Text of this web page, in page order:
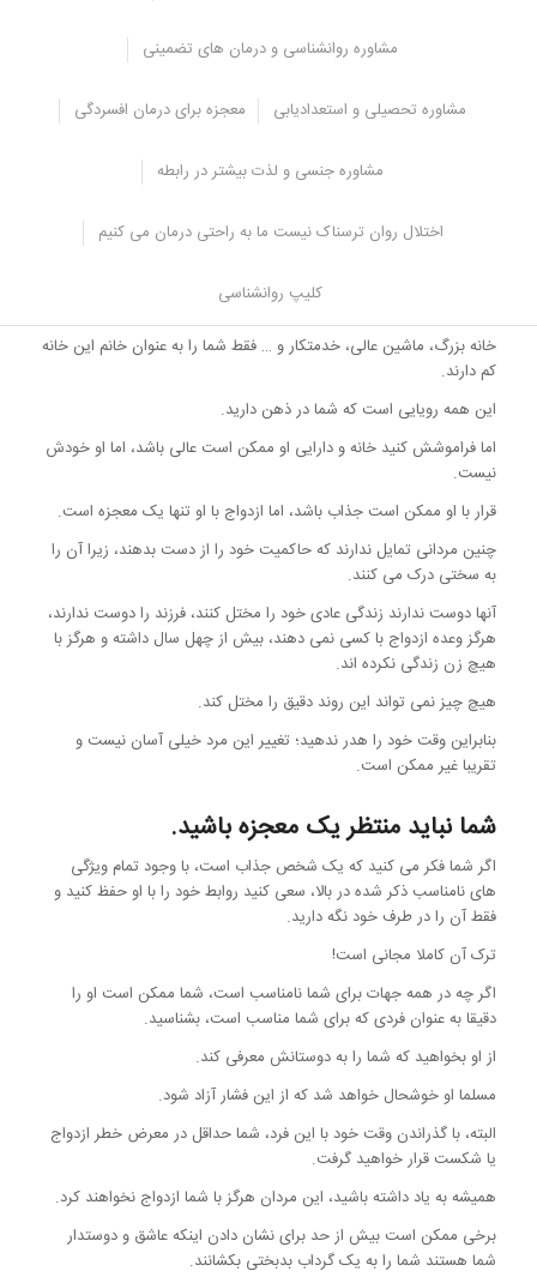
مشاوره روانشناسی و درمان های تضمینی
مشاوره تحصیلی و استعدادیابی معجزه برای درمان افسردگی
مشاوره جنسی و لذت بیشتر در رابطه
اختلال روان ترسناک نیست ما به راحتی درمان می کنیم
کلیپ روانشناسی
این مردان معمولا مواد مخدر، الکل، قمار را انجام می دهند و اگر این کار
این مردان در نگاه اول بسیار منطقی هستند.
شرایط زندگی آنها معمولا عالی و خوب است و همه چیز در جای خود قرار
خانه بزرگ، ماشین عالی، خدمتکار و … فقط شما را به عنوان خانم این خانه
کم دارند.
این همه رویایی است که شما در ذهن دارید.
اما فراموشش کنید خانه و دارایی او ممکن است عالی باشد، اما او خودش
نیست.
قرار با او ممکن است جذاب باشد، اما ازدواج با او تنها یک معجزه است.
چنین مردانی تمایل ندارند که حاکمیت خود را از دست بدهند، زیرا آن را
به سختی درک می کنند.
آنها دوست ندارند زندگی عادی خود را مختل کنند، فرزند را دوست ندارند،
هرگز وعده ازدواج با کسی نمی دهند، بیش از چهل سال داشته و هرگز با
هیچ زن زندگی نکرده اند.
هیچ چیز نمی تواند این روند دقیق را مختل کند.
بنابراین وقت خود را هدر ندهید؛ تغییر این مرد خیلی آسان نیست و
تقریبا غیر ممکن است.
شما نباید منتظر یک معجزه باشید.
اگر شما فکر می کنید که یک شخص جذاب است، با وجود تمام ویژگی
های نامناسب ذکر شده در بالا، سعی کنید روابط خود را با او حفظ کنید و
فقط آن را در طرف خود نگه دارید.
ترک آن کاملا مجانی است!
اگر چه در همه جهات برای شما نامناسب است، شما ممکن است او را
دقیقا به عنوان فردی که برای شما مناسب است، بشناسید.
از او بخواهید که شما را به دوستانش معرفی کند.
مسلما او خوشحال خواهد شد که از این فشار آزاد شود.
البته، با گذراندن وقت خود با این فرد، شما حداقل در معرض خطر ازدواج
یا شکست قرار خواهید گرفت.
همیشه به یاد داشته باشید، این مردان هرگز با شما ازدواج نخواهند کرد.
برخی ممکن است بیش از حد برای نشان دادن اینکه عاشق و دوستدار
شما هستند شما را به یک گرداب بدبختی بکشانند.